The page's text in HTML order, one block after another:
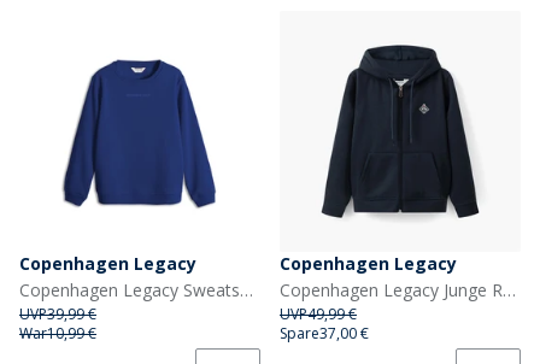
Copenhagen Legacy
Copenhagen Legacy Sweatshirt Kobalt Blau
UVP39,99 €
War10,99 €
Copenhagen Legacy
Copenhagen Legacy Junge Reißverschluss Hoodie Navy
UVP49,99 €
Spare37,00 €